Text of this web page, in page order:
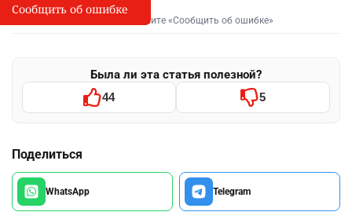
I
Сообщить об опечатке
Выделите фрагмент и нажмите «Сообщить об ошибке»
Была ли эта статья полезной?
44 5
Поделиться
WhatsApp Telegram
Сообщить об ошибке